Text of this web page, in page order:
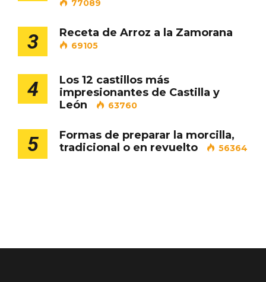
77089
3 Receta de Arroz a la Zamorana
69105
4
Los 12 castillos más
impresionantes de Castilla y
León
63760
5
Formas de preparar la morcilla,
tradicional o en revuelto
56364
Los Pueblos más bonitos de España, en